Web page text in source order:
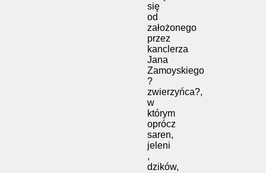
się
od
założonego
przez
kanclerza
Jana
Zamoyskiego
?
zwierzyńca?,
w
którym
oprócz
saren,
jeleni
,
dzików,